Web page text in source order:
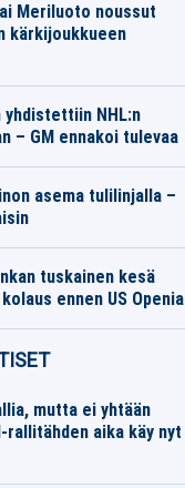
Meriluoto noussut
kärkijoukkueen
yhdistettiin NHL:n
– GM ennakoi tulevaa
asema tulilinjalla –
tuskainen kesä
ennen US Openia
mutta ei yhtään
aika käy nyt